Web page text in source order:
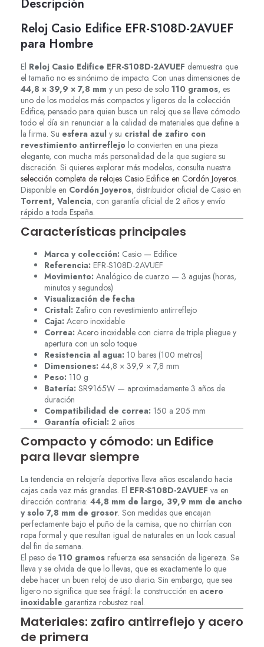
Descripción
Reloj Casio Edifice EFR-S108D-2AVUEF
para Hombre
El Reloj Casio Edifice EFR-S108D-2AVUEF demuestra que
el tamaño no es sinónimo de impacto. Con unas dimensiones de
44,8 × 39,9 × 7,8 mm y un peso de solo 110 gramos, es
uno de los modelos más compactos y ligeros de la colección
Edifice, pensado para quien busca un reloj que se lleve cómodo
todo el día sin renunciar a la calidad de materiales que define a
la firma. Su esfera azul y su cristal de zafiro con
revestimiento antirreflejo lo convierten en una pieza
elegante, con mucha más personalidad de la que sugiere su
discreción. Si quieres explorar más modelos, consulta nuestra
selección completa de relojes Casio Edifice en Cordón Joyeros.
Disponible en Cordón Joyeros, distribuidor oficial de Casio en
Torrent, Valencia, con garantía oficial de 2 años y envío
rápido a toda España.
Características principales
Marca y colección: Casio — Edifice
Referencia: EFR-S108D-2AVUEF
Movimiento: Analógico de cuarzo — 3 agujas (horas,
minutos y segundos)
Visualización de fecha
Cristal: Zafiro con revestimiento antirreflejo
Caja: Acero inoxidable
Correa: Acero inoxidable con cierre de triple pliegue y
apertura con un solo toque
Resistencia al agua: 10 bares (100 metros)
Dimensiones: 44,8 × 39,9 × 7,8 mm
Peso: 110 g
Batería: SR9165W — aproximadamente 3 años de
duración
Compatibilidad de correa: 150 a 205 mm
Garantía oficial: 2 años
Compacto y cómodo: un Edifice
para llevar siempre
La tendencia en relojería deportiva lleva años escalando hacia
cajas cada vez más grandes. El EFR-S108D-2AVUEF va en
dirección contraria: 44,8 mm de largo, 39,9 mm de ancho
y solo 7,8 mm de grosor. Son medidas que encajan
perfectamente bajo el puño de la camisa, que no chirrían con
ropa formal y que resultan igual de naturales en un look casual
del fin de semana.
El peso de 110 gramos refuerza esa sensación de ligereza. Se
lleva y se olvida de que lo llevas, que es exactamente lo que
debe hacer un buen reloj de uso diario. Sin embargo, que sea
ligero no significa que sea frágil: la construcción en acero
inoxidable garantiza robustez real.
Materiales: zafiro antirreflejo y acero
de primera